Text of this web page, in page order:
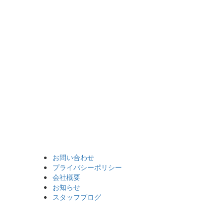
お問い合わせ
プライバシーポリシー
会社概要
お知らせ
スタッフブログ